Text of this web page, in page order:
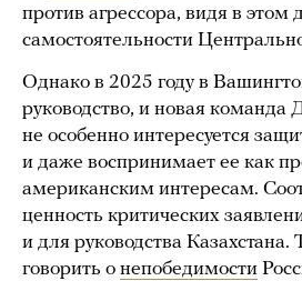
против агрессора, видя в этом
самостоятельности
Однако в 2025 году в
руководство, и новая команда
не особенно интересуется
и даже воспринимает ее как
американским интересам.
ценность критических
и для руководства Казахстана.
говорить о непобедимости